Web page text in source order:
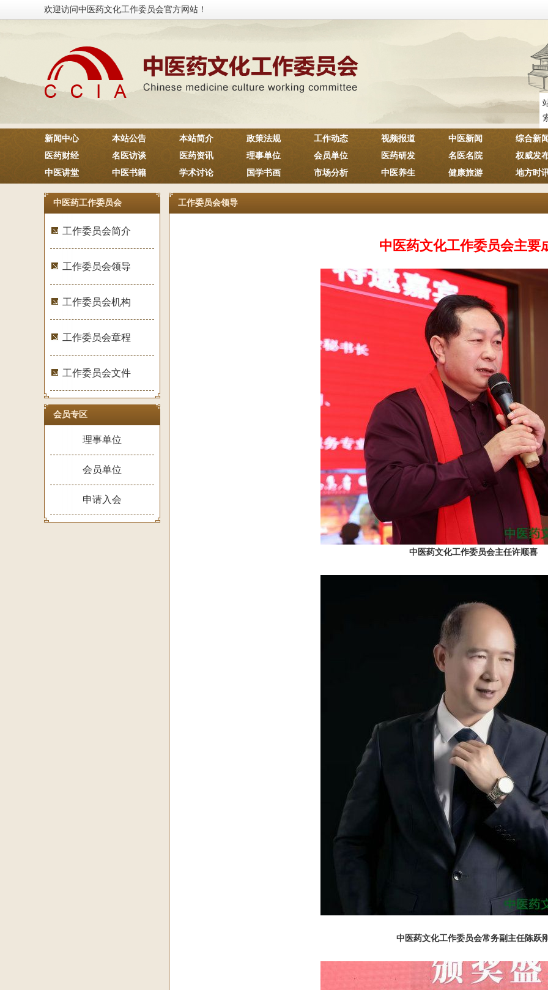
欢迎访问中医药文化工作委员会官方网站！
新闻中心 本站公告 本站简介 政策法规 工作动态 视频报道 中医新闻
综合新
医药财经
名医访谈 医药资讯 理事单位 会员单位 医药研发 名医名院
权威发
中医讲堂
中医书籍 学术讨论 国学书画 市场分析 中医养生 健康旅游 地方时
中医药工作委员会
工作委员会简介
工作委员会领导
工作委员会机构
工作委员会章程
工作委员会文件
会员专区
理事单位
会员单位
申请入会
工作委员会领导
中医药文化工作委员会主要
中医药文化工作委员会主任许顺喜
中医药文化工作委员会常务副主任陈跃